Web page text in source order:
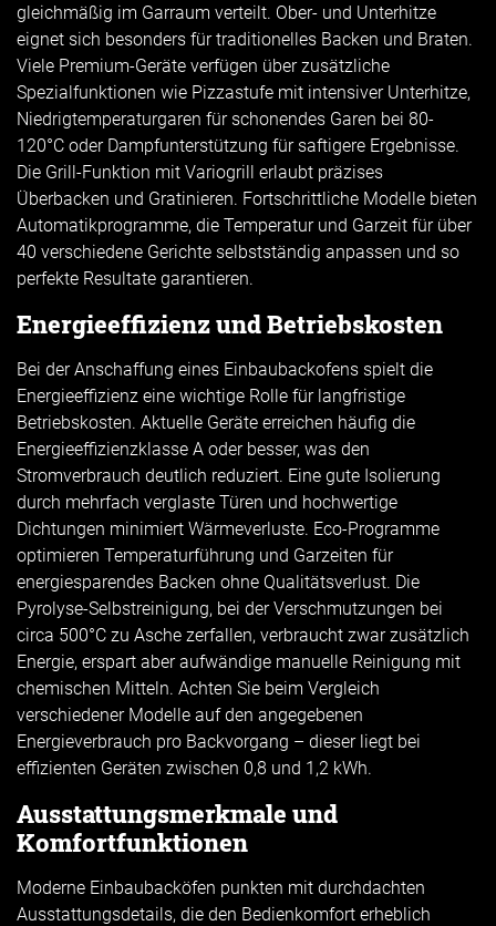
gleichmäßig im Garraum verteilt. Ober- und Unterhitze
eignet sich besonders für traditionelles Backen und Braten.
Viele Premium-Geräte verfügen über zusätzliche
Spezialfunktionen wie Pizzastufe mit intensiver Unterhitze,
Niedrigtemperaturgaren für schonendes Garen bei 80-
120°C oder Dampfunterstützung für saftigere Ergebnisse.
Die Grill-Funktion mit Variogrill erlaubt präzises
Überbacken und Gratinieren. Fortschrittliche Modelle bieten
Automatikprogramme, die Temperatur und Garzeit für über
40 verschiedene Gerichte selbstständig anpassen und so
perfekte Resultate garantieren.
Energieeffizienz und Betriebskosten
Bei der Anschaffung eines Einbaubackofens spielt die
Energieeffizienz eine wichtige Rolle für langfristige
Betriebskosten. Aktuelle Geräte erreichen häufig die
Energieeffizienzklasse A oder besser, was den
Stromverbrauch deutlich reduziert. Eine gute Isolierung
durch mehrfach verglaste Türen und hochwertige
Dichtungen minimiert Wärmeverluste. Eco-Programme
optimieren Temperaturführung und Garzeiten für
energiesparendes Backen ohne Qualitätsverlust. Die
Pyrolyse-Selbstreinigung, bei der Verschmutzungen bei
circa 500°C zu Asche zerfallen, verbraucht zwar zusätzlich
Energie, erspart aber aufwändige manuelle Reinigung mit
chemischen Mitteln. Achten Sie beim Vergleich
verschiedener Modelle auf den angegebenen
Energieverbrauch pro Backvorgang – dieser liegt bei
effizienten Geräten zwischen 0,8 und 1,2 kWh.
Ausstattungsmerkmale und
Komfortfunktionen
Moderne Einbaubacköfen punkten mit durchdachten
Ausstattungsdetails, die den Bedienkomfort erheblich